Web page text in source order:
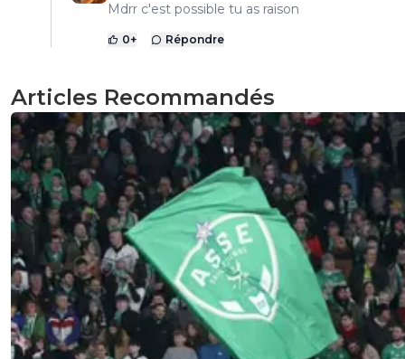
Mdrr c'est possible tu as raison
0+ Répondre
Articles Recommandés